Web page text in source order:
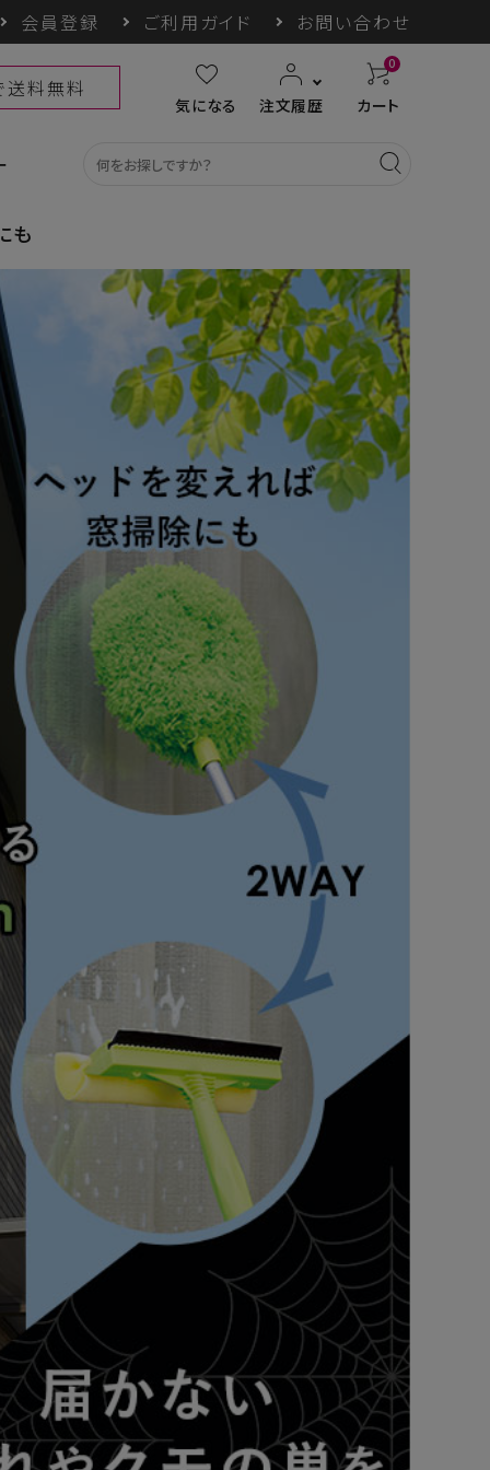
会員登録 ご利用ガイド お問い合わせ
送料無料
気になる 注文履歴
0
カート
カテゴリ一覧
収納グッズCOGIT防災 THE TOOL LAB
も